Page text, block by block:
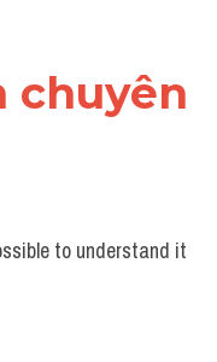
chuyên
to understand it